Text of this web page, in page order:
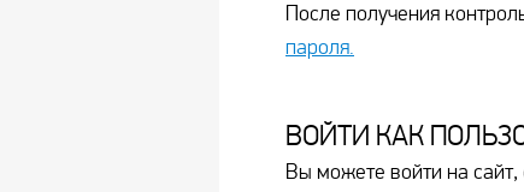
После получения
пароля.
ВОЙТИ КАК
Вы можете войти на